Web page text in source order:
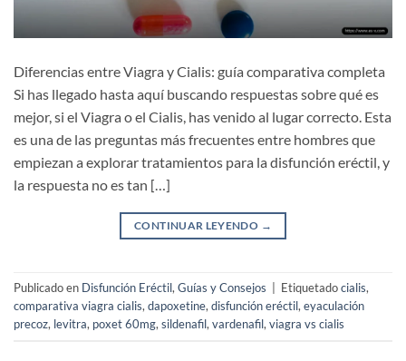
Diferencias entre Viagra y Cialis: guía comparativa completa
Si has llegado hasta aquí buscando respuestas sobre qué es
mejor, si el Viagra o el Cialis, has venido al lugar correcto. Esta
es una de las preguntas más frecuentes entre hombres que
empiezan a explorar tratamientos para la disfunción eréctil, y
la respuesta no es tan […]
CONTINUAR LEYENDO →
Publicado en Disfunción Eréctil,Guías y Consejos Etiquetadocialis,
comparativa viagra cialis,dapoxetine,disfunción eréctil,eyaculación
precoz, levitra, poxet 60mg,sildenafil,vardenafil,viagra vs cialis